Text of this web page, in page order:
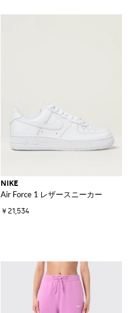
NIKE
Air Force 1 レザースニーカー
￥21,534